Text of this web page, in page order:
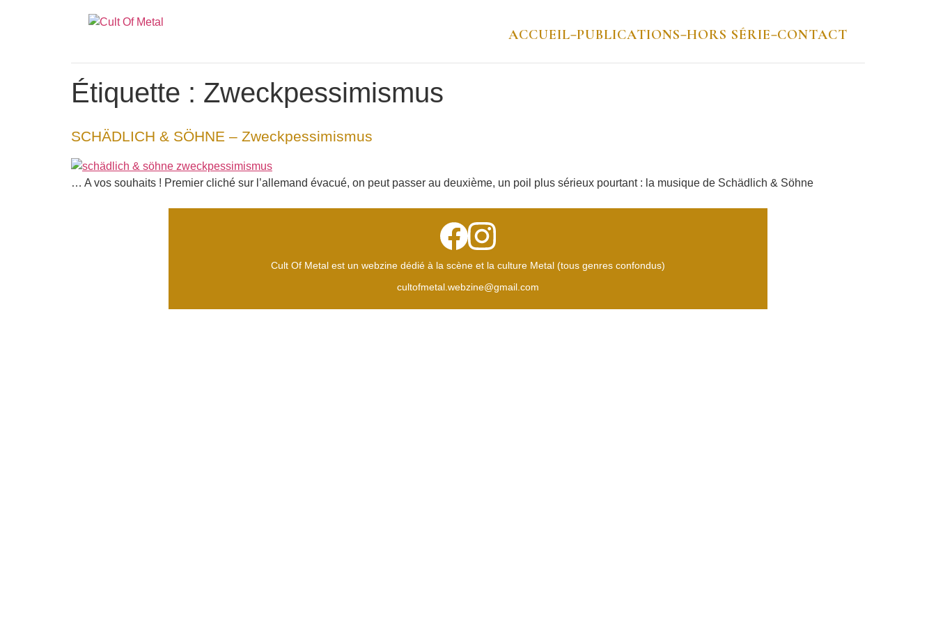
ACCUEIL–PUBLICATIONS–HORS SÉRIE–CONTACT
Étiquette : Zweckpessimismus
SCHÄDLICH & SÖHNE – Zweckpessimismus
… A vos souhaits ! Premier cliché sur l’allemand évacué, on peut passer au deuxième, un poil plus sérieux pourtant : la musique de Schädlich & Söhne
Cult Of Metal est un webzine dédié à la scène et la culture Metal (tous genres confondus)
cultofmetal.webzine@gmail.com